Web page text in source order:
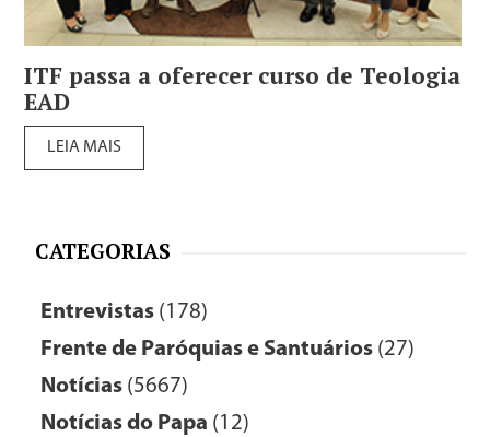
ITF passa a oferecer curso de Teologia
EAD
LEIA MAIS
CATEGORIAS
Entrevistas (178)
Frente de Paróquias e Santuários (27)
Notícias (5667)
Notícias do Papa (12)